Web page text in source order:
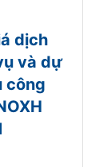
dịch
và dự
công